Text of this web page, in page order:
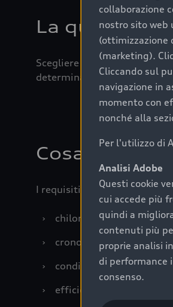
La qualità di
Scegliere un’auto usata è
determinanti come la
Cosa sapere
I requisiti fondamentali da
›
chilometraggio: un
›
cronologia dei tagliandi:
›
condizioni della
›
efficienza meccanica:
collaborazione
nostro sito web
(ottimizzazione
(marketing).
Cliccando sul
navigazione in
momento con
nonché alla
Per l'utilizzo di
Analisi Adobe
Questi cookie
cui accede più
quindi a
contenuti più
proprie analisi
di performance
consenso.